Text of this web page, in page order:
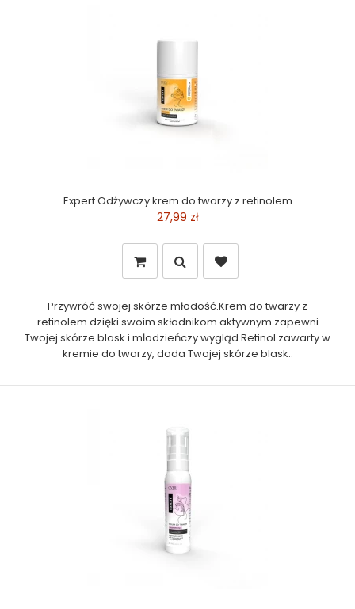
Expert Odżywczy krem do twarzy z retinolem
27,99 zł
Przywróć swojej skórze młodość.Krem do twarzy z
retinolem dzięki swoim składnikom aktywnym zapewni
Twojej skórze blask i młodzieńczy wygląd.Retinol zawarty w
kremie do twarzy, doda Twojej skórze blask..